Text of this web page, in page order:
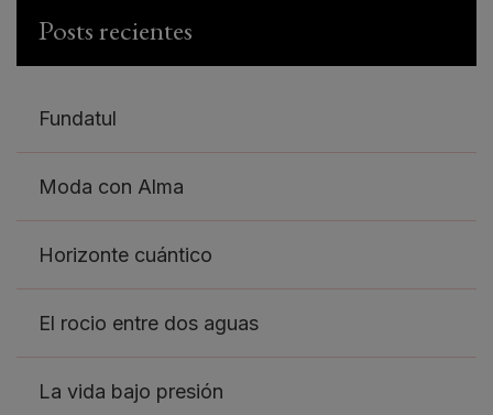
Posts recientes
Fundatul
Moda con Alma
Horizonte cuántico
El rocio entre dos aguas
La vida bajo presión